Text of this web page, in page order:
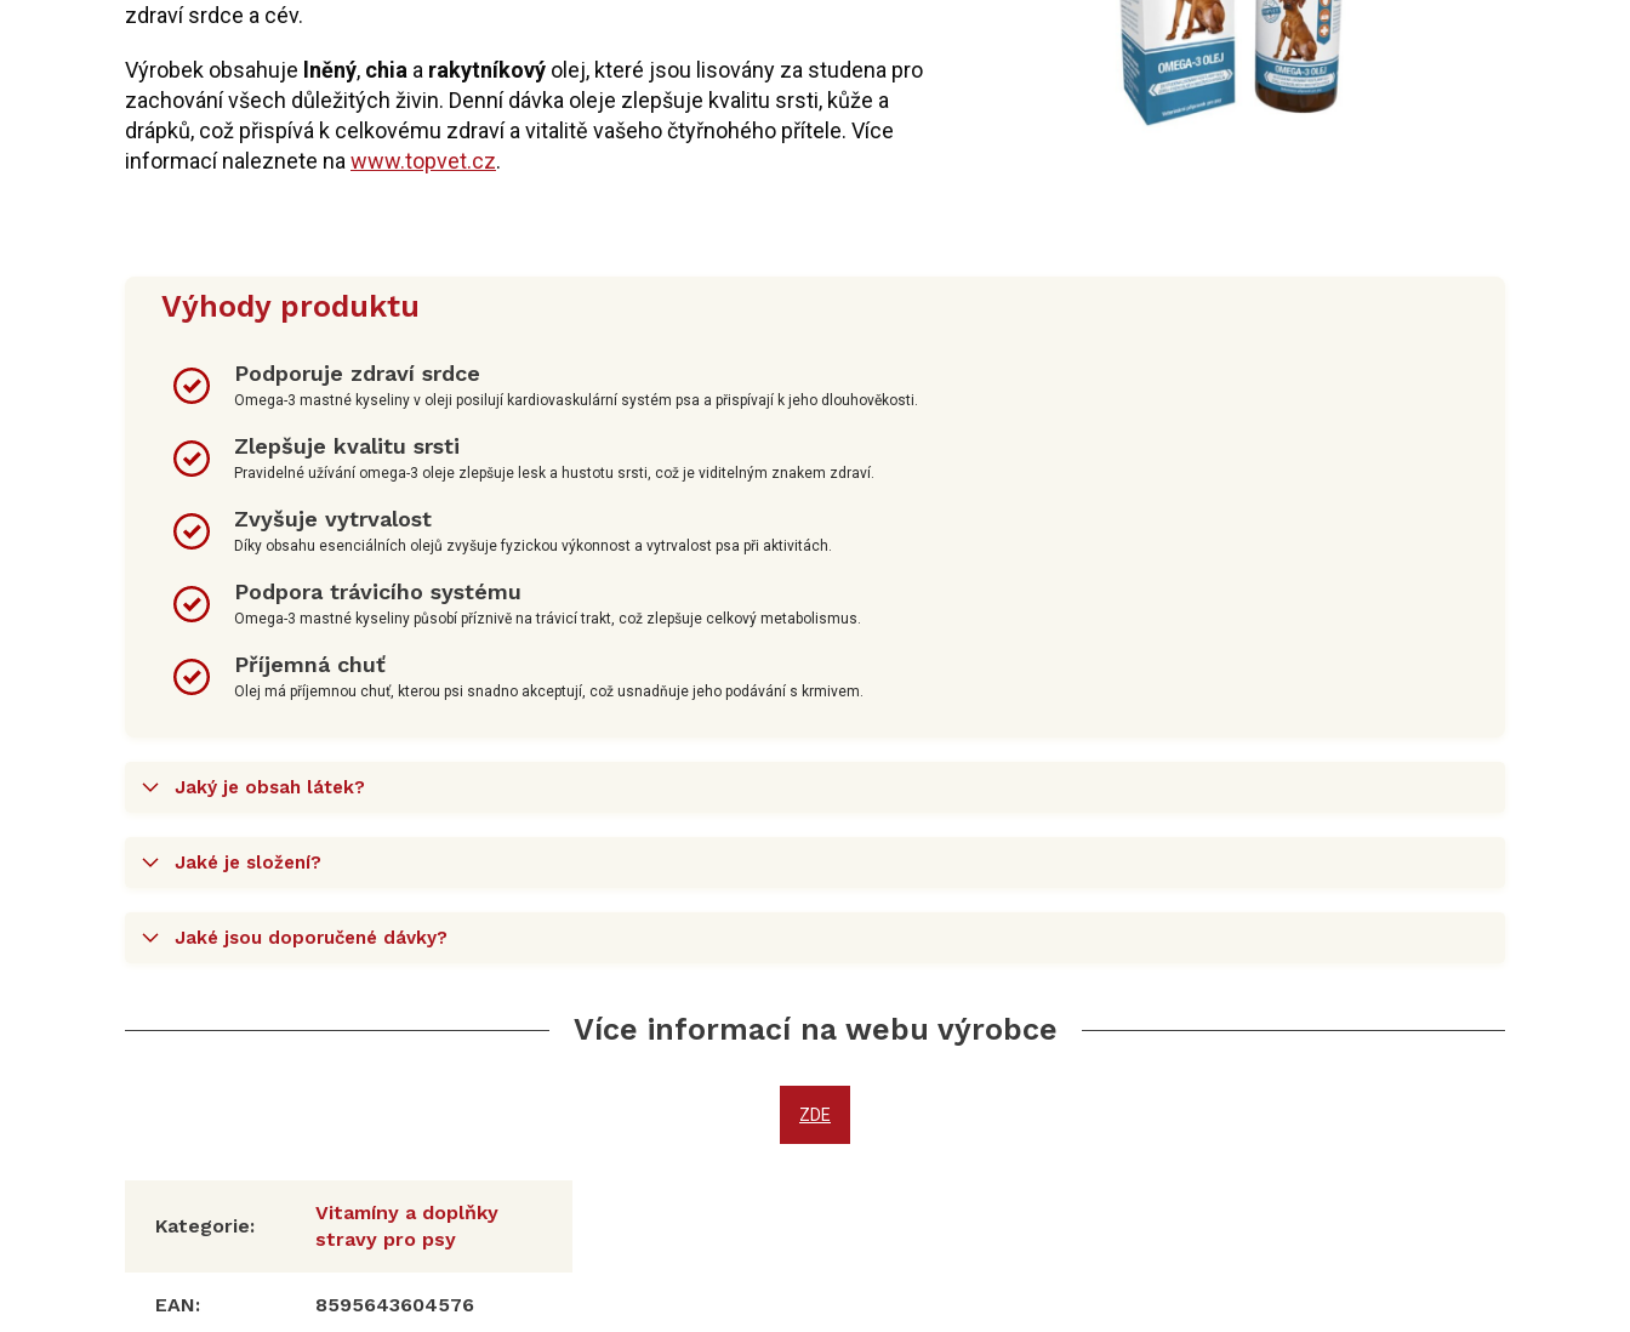
zdraví srdce a cév.
Výrobek obsahuje lněný, chia a rakytníkový olej, které jsou lisovány za studena pro
zachování všech důležitých živin. Denní dávka oleje zlepšuje kvalitu srsti, kůže a
drápků, což přispívá k celkovému zdraví a vitalitě vašeho čtyřnohého přítele. Více
informací naleznete na www.topvet.cz.
Výhody produktu
Podporuje zdraví srdce
Omega-3 mastné kyseliny v oleji posilují kardiovaskulární systém psa a přispívají k jeho dlouhověkosti.
Zlepšuje kvalitu srsti
Pravidelné užívání omega-3 oleje zlepšuje lesk a hustotu srsti, což je viditelným znakem zdraví.
Zvyšuje vytrvalost
Díky obsahu esenciálních olejů zvyšuje fyzickou výkonnost a vytrvalost psa při aktivitách.
Podpora trávicího systému
Omega-3 mastné kyseliny působí příznivě na trávicí trakt, což zlepšuje celkový metabolismus.
Příjemná chuť
Olej má příjemnou chuť, kterou psi snadno akceptují, což usnadňuje jeho podávání s krmivem.
Jaký je obsah látek?
Jaké je složení?
Jaké jsou doporučené dávky?
Více informací na webu výrobce
ZDE
Kategorie:
Vitamíny a doplňky
stravy pro psy
EAN: 8595643604576